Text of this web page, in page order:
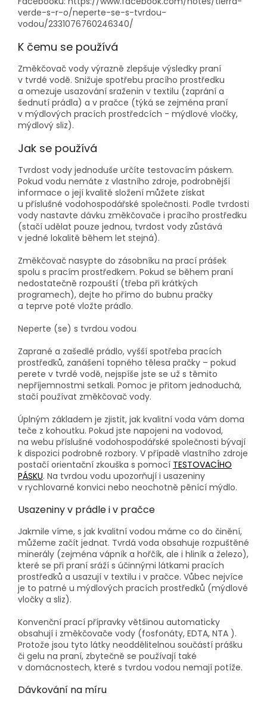
verde-s-r-o/neperte-se-s-tvrdou-
vodou/2331076760246340/
K čemu se používá
Změkčovač vody výrazně zlepšuje výsledky praní
v tvrdé vodě. Snižuje spotřebu pracího prostředku
a omezuje usazování sraženin v textilu (zaprání a
šednutí prádla) a v pračce (týká se zejména praní
v mýdlových pracích prostředcích - mýdlové vločky,
mýdlový sliz).
Jak se používá
Tvrdost vody jednoduše určíte testovacím páskem.
Pokud vodu nemáte z vlastního zdroje, podrobnější
informace o její kvalitě složení můžete získat
u příslušné vodohospodářské společnosti. Podle tvrdosti
vody nastavte dávku změkčovače i pracího prostředku
(stačí udělat pouze jednou, tvrdost vody zůstává
v jedné lokalitě během let stejná).
Změkčovač nasypte do zásobníku na prací prášek
spolu s pracím prostředkem. Pokud se během praní
nedostatečně rozpouští (třeba při krátkých
programech), dejte ho přímo do bubnu pračky
a teprve poté vložte prádlo.
Neperte (se) s tvrdou vodou
Zaprané a zašedlé prádlo, vyšší spotřeba pracích
prostředků, zanášení topného tělesa pračky – pokud
perete v tvrdé vodě, nejspíše jste se už s těmito
nepříjemnostmi setkali. Pomoc je přitom jednoduchá,
stačí používat změkčovač vody.
Úplným základem je zjistit, jak kvalitní voda vám doma
teče z kohoutku. Pokud jste napojeni na vodovod,
na webu příslušné vodohospodářské společnosti bývají
k dispozici podrobné rozbory. V případě vlastního zdroje
postačí orientační zkouška s pomocí TESTOVACÍHO
PÁSKU. Na tvrdou vodu upozorňují i usazeniny
v rychlovarné konvici nebo neochotně pěnící mýdlo.
Usazeniny v prádle i v pračce
Jakmile víme, s jak kvalitní vodou máme co do činění,
můžeme začít jednat. Tvrdá voda obsahuje rozpuštěné
minerály (zejména vápník a hořčík, ale i hliník a železo),
které se při praní sráží s účinnými látkami pracích
prostředků a usazují v textilu i v pračce. Vůbec nejvíce
je to patrné u mýdlových pracích prostředků (mýdlové
vločky a sliz).
Konvenční prací přípravky většinou automaticky
obsahují i změkčovače vody (fosfonáty, EDTA, NTA ).
Protože jsou tyto látky neoddělitelnou součástí prášku
či gelu na praní, zbytečně se používají také
v domácnostech, které s tvrdou vodou nemají potíže.
Dávkování na míru